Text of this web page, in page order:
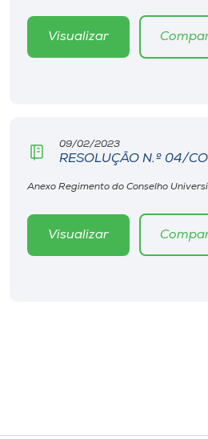
Editora
Unoesc
Visualizar
09/02/2023
RESOLUÇÃO N.º 04/
Anexo Regimento do Conselho
Visualizar